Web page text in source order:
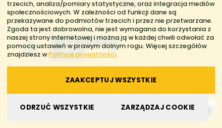
Regiony
© 2026 Stowarzyszenie Większy Stół. Wszelkie prawa zastrzeżone.
Polityka prywatności
trzecich, analiza/pomiary statystyczne, oraz integracja mediów
społecznościowych. W zależności od funkcji dane są
przekazywane do podmiotów trzecich i przez nie przetwarzane.
Zgoda ta jest dobrowolna, nie jest wymagana do korzystania z
naszej strony internetowej i można ją w każdej chwili odwołać za
pomocą ustawień w prawym dolnym rogu. Więcej szczegółów
znajdziesz wPolityce prywatności.
ZAAKCEPTUJ WSZYSTKIE
ODRZUĆ WSZYSTKIE ZARZĄDZAJ COOKIE